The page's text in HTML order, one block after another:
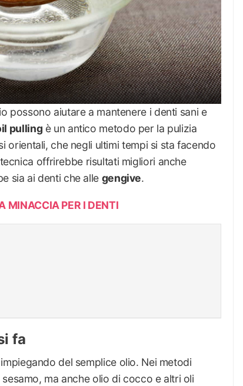
possono aiutare a mantenere i denti sani e
pulling è un antico metodo per la pulizia
orientali, che negli ultimi tempi si sta facendo
offrirebbe risultati migliori anche
sia ai denti che alle gengive.
MINACCIA PER I DENTI
fa
impiegando del semplice olio. Nei metodi
ma anche olio di cocco e altri oli